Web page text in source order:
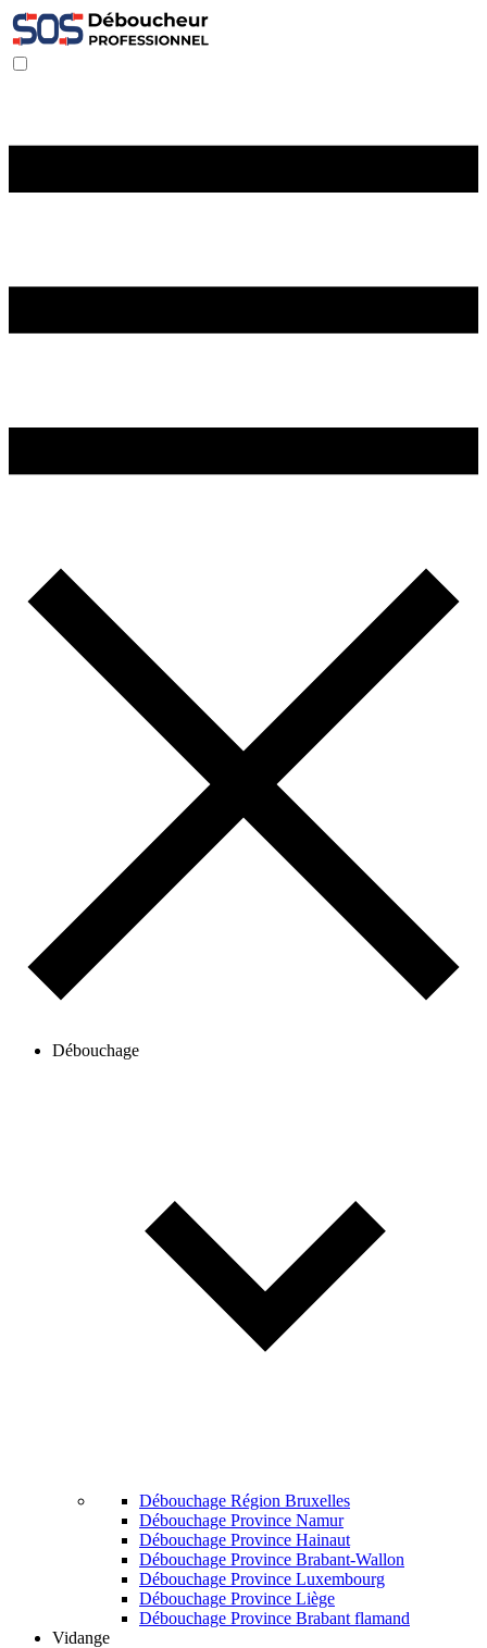
Débouchage
Débouchage Région Bruxelles
Débouchage Province Namur
Débouchage Province Hainaut
Débouchage Province Brabant-Wallon
Débouchage Province Luxembourg
Débouchage Province Liège
Débouchage Province Brabant flamand
Vidange